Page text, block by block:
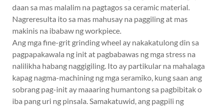
daan sa mas malalim na pagtagos sa ceramic material.
Nagreresulta ito sa mas mahusay na paggiling at mas
makinis na ibabaw ng workpiece.
Ang mga fine-grit grinding wheel ay nakakatulong din sa
pagpapakawala ng init at pagbabawas ng mga stress na
nalilikha habang naggigiling. Ito ay partikular na mahalaga
kapag nagma-machining ng mga seramiko, kung saan ang
sobrang pag-init ay maaaring humantong sa pagbibitak o
iba pang uri ng pinsala. Samakatuwid, ang pagpili ng